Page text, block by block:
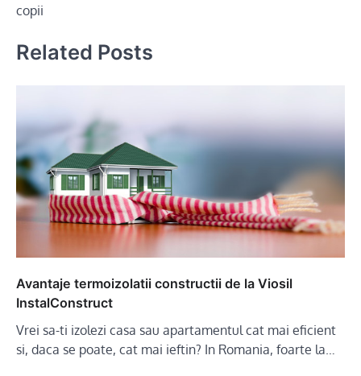
copii
Related Posts
Avantaje termoizolatii constructii de la Viosil
InstalConstruct
Vrei sa-ti izolezi casa sau apartamentul cat mai eficient
si, daca se poate, cat mai ieftin? In Romania, foarte la…